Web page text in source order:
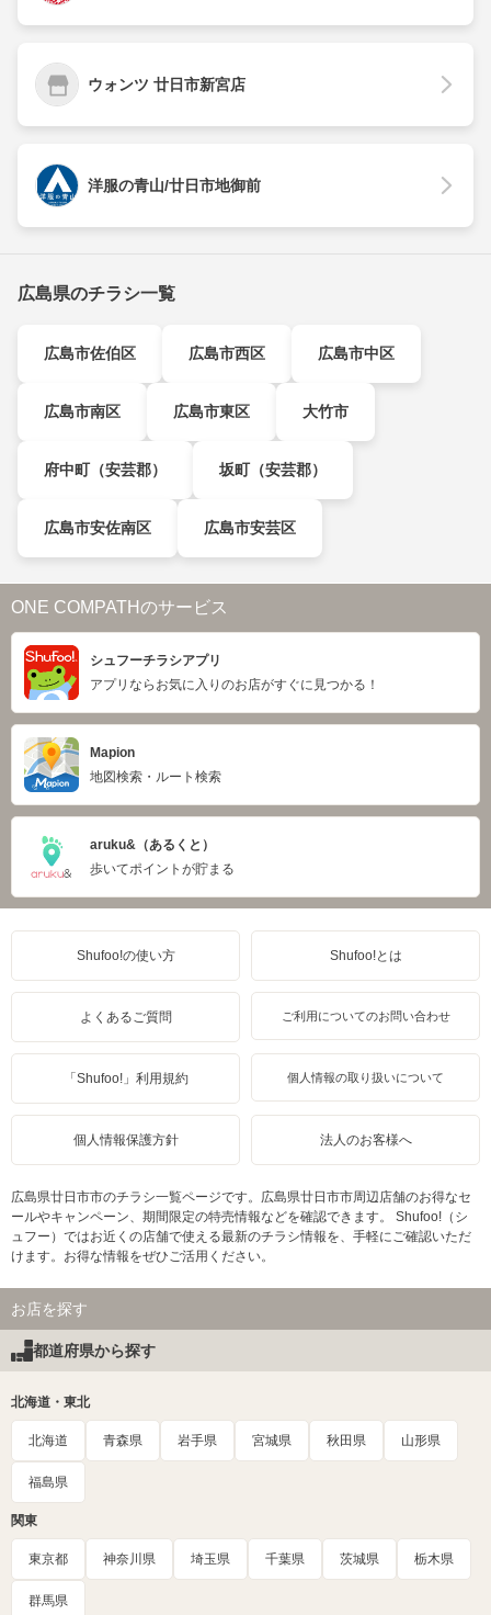
ウォンツ 廿日市新宮店
洋服の青山/廿日市地御前
広島県のチラシ一覧
広島市佐伯区 広島市西区 広島市中区
広島市南区 広島市東区 大竹市
府中町（安芸郡） 坂町（安芸郡）
広島市安佐南区 広島市安芸区
ONE COMPATHのサービス
シュフーチラシアプリ
アプリならお気に入りのお店がすぐに見つかる！
Mapion
地図検索・ルート検索
aruku&（あるくと）
歩いてポイントが貯まる
Shufoo!の使い方 Shufoo!とは
よくあるご質問 ご利用についてのお問い合わせ
「Shufoo!」利用規約 個人情報の取り扱いについて
個人情報保護方針 法人のお客様へ
広島県廿日市市のチラシ一覧ページです。広島県廿日市市周辺店舗のお得なセ
ールやキャンペーン、期間限定の特売情報などを確認できます。 Shufoo!（シ
ュフー）ではお近くの店舗で使える最新のチラシ情報を、手軽にご確認いただ
けます。お得な情報をぜひご活用ください。
お店を探す
都道府県から探す
北海道・東北
北海道 青森県 岩手県 宮城県 秋田県 山形県
福島県
関東
東京都 神奈川県 埼玉県 千葉県 茨城県 栃木県
群馬県